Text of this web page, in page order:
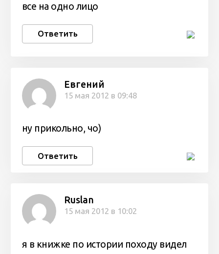
все на одно лицо
Ответить
Евгений
15 мая 2012 в 09:48
ну прикольно, чо)
Ответить
Ruslan
15 мая 2012 в 10:02
я в книжке по истории походу видел